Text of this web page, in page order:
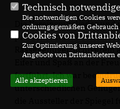
Die Vereinsmitglieder und
präsentierten über 500
Rassegeflügelzuchtverein
fortführt. Ich war
unterschiedlichen
Technisch
Die notwendigen Cookies
ordnungsgemäßen
Cookies von
Zur Optimierung unserer
Angebote von Drittanbietern
Alle akzeptieren